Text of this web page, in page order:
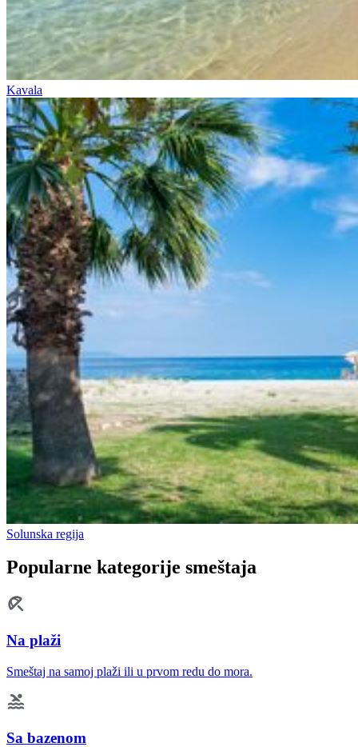
Kavala
Solunska regija
Popularne kategorije smeštaja
Na plaži
Smeštaj na samoj plaži ili u prvom redu do mora.
Sa bazenom